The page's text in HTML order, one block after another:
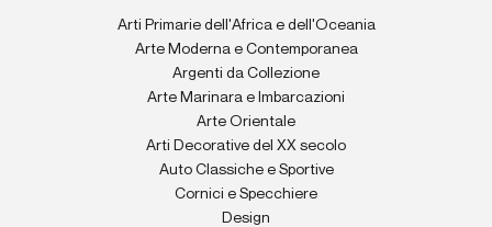
Arti Primarie dell'Africa e dell'Oceania
Arte Moderna e Contemporanea
Argenti da Collezione
Arte Marinara e Imbarcazioni
Arte Orientale
Arti Decorative del XX secolo
Auto Classiche e Sportive
Cornici e Specchiere
Design